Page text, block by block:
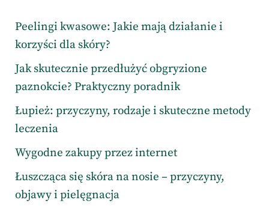
Peelingi kwasowe: Jakie mają działanie i
korzyści dla skóry?
Jak skutecznie przedłużyć obgryzione
paznokcie? Praktyczny poradnik
Łupież: przyczyny, rodzaje i skuteczne metody
leczenia
Wygodne zakupy przez internet
Łuszcząca się skóra na nosie – przyczyny,
objawy i pielęgnacja